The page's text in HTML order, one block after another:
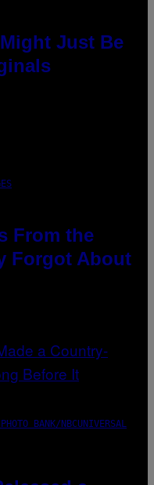
Just Be
From the
Forgot About
BANK/NBCUNIVERSAL